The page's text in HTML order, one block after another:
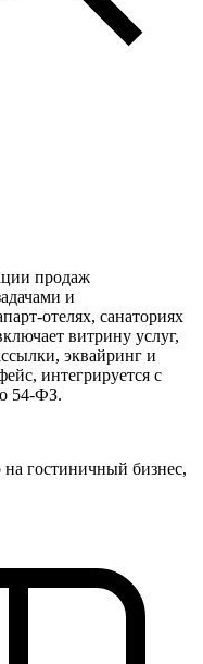
продаж
и
отелях, санаториях
витрину услуг,
эквайринг и
интегрируется с
54-ФЗ.
на гостиничный бизнес,